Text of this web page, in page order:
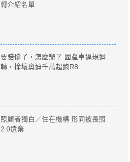
轉介紹名單
要賠慘了，怎麼辦？ 國產車違規迴
轉，撞壞奧迪千萬超跑R8
照顧者獨白／住在機構 形同被長照
2.0遺棄